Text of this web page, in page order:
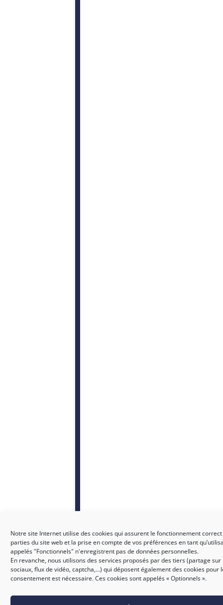
Notre site Internet utilise des cookies qui assurent le fonctionnement
parties du site web et la prise en compte de vos préférences en tant
appelés "Fonctionnels" n'enregistrent pas de données personnelles.
En revanche, nous utilisons des services proposés par des tiers (partage sur
sociaux, flux de vidéo, captcha,...) qui déposent également des cookies pour
consentement est nécessaire. Ces cookies sont appelés « Optionnels ».